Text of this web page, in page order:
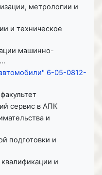
метрологии и
и техническое
машинно-
6-05-0812-
сервис в АПК
и
подготовки и
и